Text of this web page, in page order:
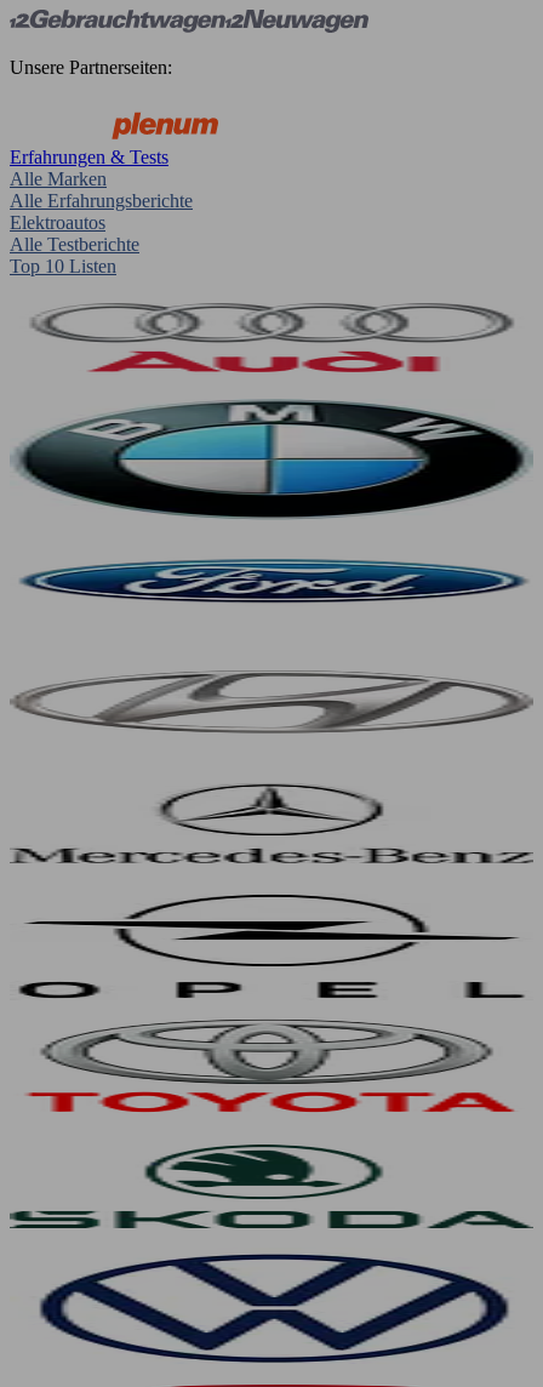
Unsere Partnerseiten:
Erfahrungen & Tests
Alle Marken
Alle Erfahrungsberichte
Elektroautos
Alle Testberichte
Top 10 Listen